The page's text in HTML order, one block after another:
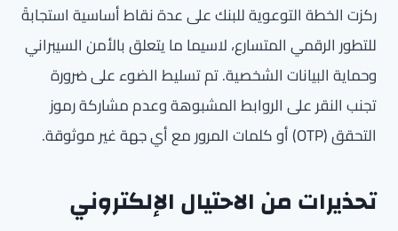
ركزت الخطة التوعوية للبنك على عدة نقاط أساسية استجابةً
للتطور الرقمي المتسارع، لاسيما ما يتعلق بالأمن السيبراني
وحماية البيانات الشخصية. تم تسليط الضوء على ضرورة
تجنب النقر على الروابط المشبوهة وعدم مشاركة رموز
التحقق (OTP) أو كلمات المرور مع أي جهة غير موثوقة.
تحذيرات من الاحتيال الإلكتروني